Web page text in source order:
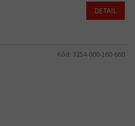
DETAIL
Kód: 3254-000-160-660